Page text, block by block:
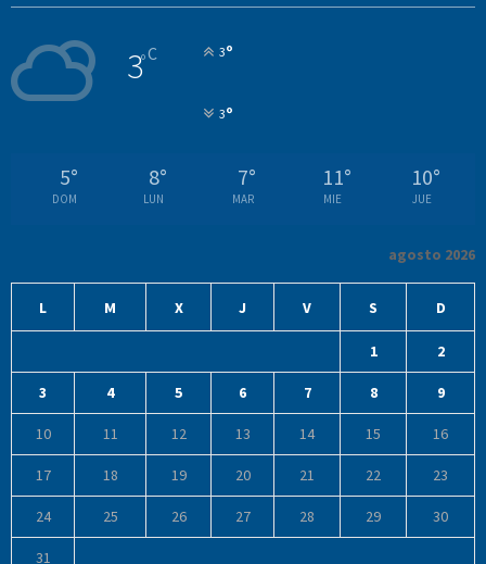
3°C 3°
3°
5°
DOM
8°
LUN
7°
MAR
11°
MIE
10°
JUE
agosto 2026
L M X J V S D
1 2
3 4 5 6 7 8 9
10 11 12 13 14 15 16
17 18 19 20 21 22 23
24 25 26 27 28 29 30
31